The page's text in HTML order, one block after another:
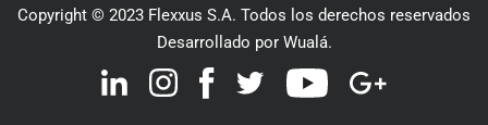
Copyright © 2023 Flexxus S.A. Todos los derechos reservados
Desarrollado por Wualá.